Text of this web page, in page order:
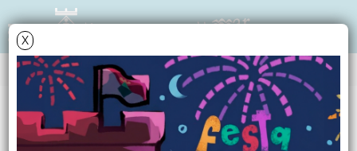
X
MARCS